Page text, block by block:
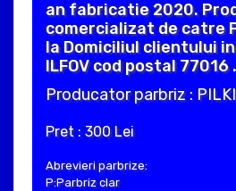
an fabricatie 2020.
comercializat de catre
la Domiciliul clientului in
ILFOV cod postal 77016 .
Producator parbriz :
Pret : 300 Lei
Abrevieri parbrize:
P:Parbriz clar